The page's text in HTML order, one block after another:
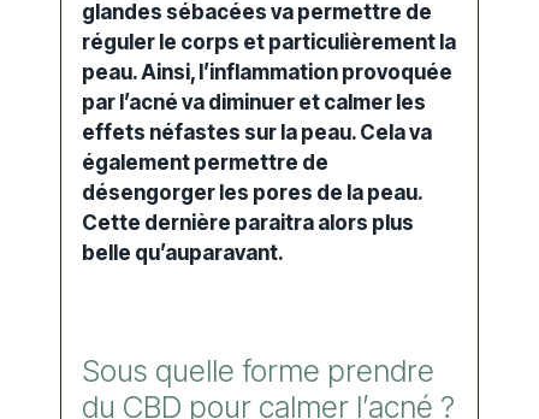
glandes sébacées va permettre de
réguler le corps et particulièrement la
peau. Ainsi, l’inflammation provoquée
par l’acné va diminuer et calmer les
effets néfastes sur la peau. Cela va
également permettre de
désengorger les pores de la peau.
Cette dernière paraitra alors plus
belle qu’auparavant.
Sous quelle forme prendre
du CBD pour calmer l’acné ?